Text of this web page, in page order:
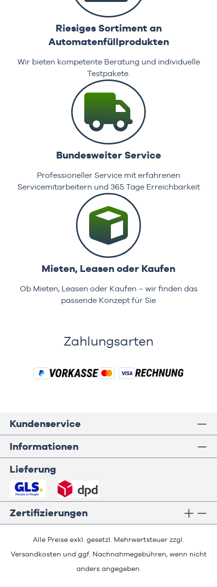
Riesiges Sortiment an
Automatenfüllprodukten
Wir bieten kompetente Beratung und individuelle
Testpakete.
Bundesweiter Service
Professioneller Service mit erfahrenen
Servicemitarbeitern und 365 Tage Erreichbarkeit
Mieten, Leasen oder Kaufen
Ob Mieten, Leasen oder Kaufen – wir finden das
passende Konzept für Sie
Zahlungsarten
Kundenservice
Informationen
Lieferung
Zertifizierungen
Alle Preise exkl. gesetzl. Mehrwertsteuer zzgl.
Versandkosten und ggf. Nachnahmegebühren, wenn nicht
anders angegeben.